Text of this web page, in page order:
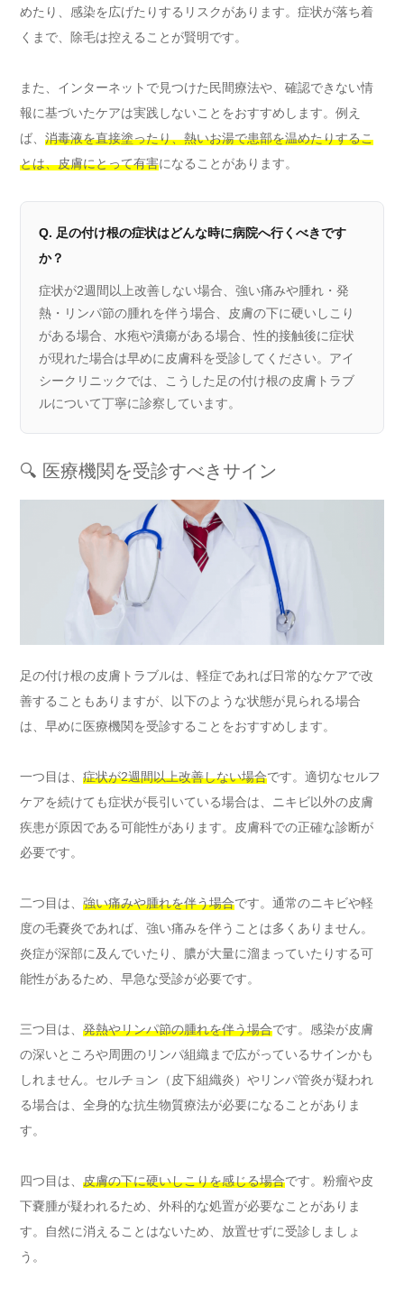
めたり、感染を広げたりするリスクがあります。症状が落ち着
くまで、除毛は控えることが賢明です。
また、インターネットで見つけた民間療法や、確認できない情
報に基づいたケアは実践しないことをおすすめします。例え
ば、 消毒液を直接塗ったり、熱いお湯で患部を温めたりするこ
とは、皮膚にとって有害になることがあります。
Q. 足の付け根の症状はどんな時に病院へ行くべきです
か？
症状が2週間以上改善しない場合、強い痛みや腫れ・発
熱・リンパ節の腫れを伴う場合、皮膚の下に硬いしこり
がある場合、水疱や潰瘍がある場合、性的接触後に症状
が現れた場合は早めに皮膚科を受診してください。アイ
シークリニックでは、こうした足の付け根の皮膚トラブ
ルについて丁寧に診察しています。
🔍 医療機関を受診すべきサイン
足の付け根の皮膚トラブルは、軽症であれば日常的なケアで改
善することもありますが、以下のような状態が見られる場合
は、早めに医療機関を受診することをおすすめします。
一つ目は、 症状が2週間以上改善しない場合です。適切なセルフ
ケアを続けても症状が長引いている場合は、ニキビ以外の皮膚
疾患が原因である可能性があります。皮膚科での正確な診断が
必要です。
二つ目は、 強い痛みや腫れを伴う場合です。通常のニキビや軽
度の毛嚢炎であれば、強い痛みを伴うことは多くありません。
炎症が深部に及んでいたり、膿が大量に溜まっていたりする可
能性があるため、早急な受診が必要です。
三つ目は、 発熱やリンパ節の腫れを伴う場合です。感染が皮膚
の深いところや周囲のリンパ組織まで広がっているサインかも
しれません。セルチョン（皮下組織炎）やリンパ管炎が疑われ
る場合は、全身的な抗生物質療法が必要になることがありま
す。
四つ目は、 皮膚の下に硬いしこりを感じる場合です。粉瘤や皮
下嚢腫が疑われるため、外科的な処置が必要なことがありま
す。自然に消えることはないため、放置せずに受診しましょ
う。